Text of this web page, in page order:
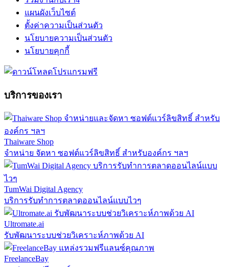
แผนผังเว็บไซต์
ตั้งค่าความเป็นส่วนตัว
นโยบายความเป็นส่วนตัว
นโยบายคุกกี้
บริการของเรา
Thaiware Shop
จำหน่าย จัดหา ซอฟต์แวร์ลิขสิทธิ์ สำหรับองค์กร ฯลฯ
TumWai Digital Agency
บริการรับทำการตลาดออนไลน์แบบไวๆ
Ultromate.ai
รับพัฒนาระบบช่วยวิเคราะห์ภาพด้วย AI
FreelanceBay